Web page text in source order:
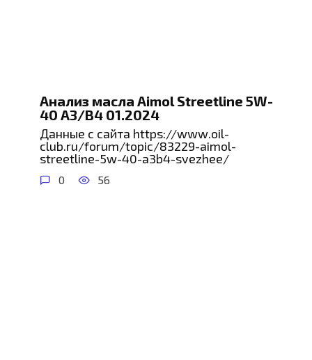
Анализ масла Aimol Streetline 5W-
40 A3/B4 01.2024
Данные с сайта https://www.oil-
club.ru/forum/topic/83229-aimol-
streetline-5w-40-a3b4-svezhee/
0 56